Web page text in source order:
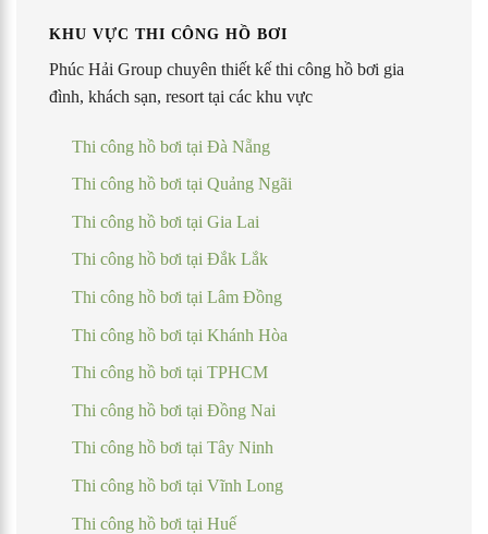
KHU VỰC THI CÔNG HỒ BƠI
Phúc Hải Group chuyên thiết kế thi công hồ bơi gia
đình, khách sạn, resort tại các khu vực
Thi công hồ bơi tại Đà Nẵng
Thi công hồ bơi tại Quảng Ngãi
Thi công hồ bơi tại Gia Lai
Thi công hồ bơi tại Đắk Lắk
Thi công hồ bơi tại Lâm Đồng
Thi công hồ bơi tại Khánh Hòa
Thi công hồ bơi tại TPHCM
Thi công hồ bơi tại Đồng Nai
Thi công hồ bơi tại Tây Ninh
Thi công hồ bơi tại Vĩnh Long
Thi công hồ bơi tại Huế